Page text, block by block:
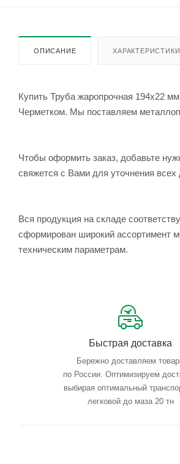
ОПИСАНИЕ ХАРАКТЕРИСТИКИ
Купить Труба жаропрочная 194х22
Черметком. Мы поставляем
Чтобы оформить заказ, добавьте
свяжется с Вами для уточнения всех
Вся продукция на складе
сформирован широкий ассортимент
техническим параметрам.
Быстрая доставка
Бережно доставляем
по России. Оптимизируем
выбирая оптимальный
легковой до маза 20 тн